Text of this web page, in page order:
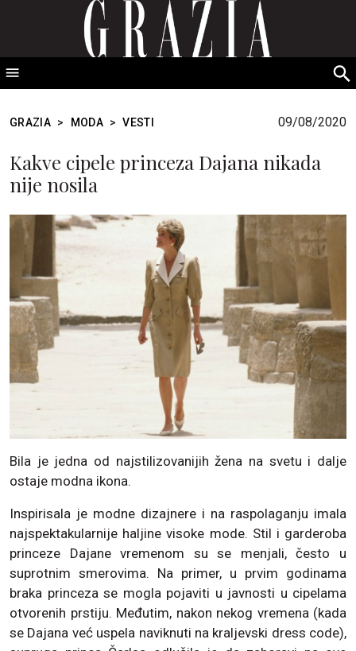
GRAZIA Srbija
GRAZIA > MODA > VESTI 09/08/2020
Kakve cipele princeza Dajana nikada
nije nosila
Bila je jedna od najstilizovanijih žena na svetu i dalje
ostaje modna ikona.
Inspirisala je modne dizajnere i na raspolaganju imala
najspektakularnije haljine visoke mode. Stil i garderoba
princeze Dajane vremenom su se menjali, često u
suprotnim smerovima. Na primer, u prvim godinama
braka princeza se mogla pojaviti u javnosti u cipelama
otvorenih prstiju. Međutim, nakon nekog vremena (kada
se Dajana već uspela naviknuti na kraljevski dress code),